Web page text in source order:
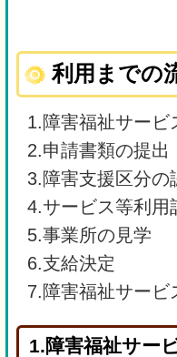
利用までの
1.障害福祉サービ
2.申請書類の提出
3.障害支援区分の
4.サービス等利用
5.事業所の見学
6.支給決定
7.障害福祉サービ
1.障害福祉サー